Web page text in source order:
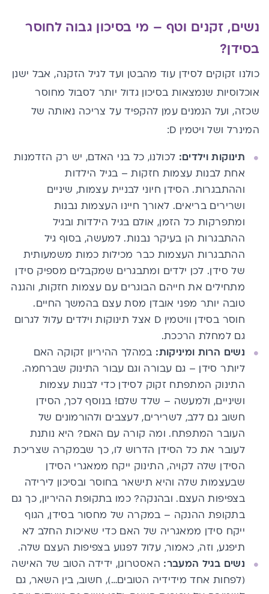
נשים, זקנים וטף – מי בסיכון גבוה לחוסר
בסידן?
כולנו זקוקים לסידן עוד מהבטן ועד לגיל הזקנה, אבל ישנן
אוכלוסיות שנמצאות בסיכון גדול יותר לסבול מחוסר
שכזה, ועל הנמנים עמן להקפיד על צריכה נאותה של
המינרל ושל ויטמין D:
תינוקות וילדים: לכולנו, כל בני האדם, יש רק הזדמנות
אחת לבנות עצמות חזקות – בגיל הילדות
וההתבגרות. הסידן חיוני לבניית עצמות, שיניים
ושרירים בריאים. לאורך חיינו העצמות נבנות
ומתפרקות כל הזמן, אולם בגיל הילדות ובגיל
ההתבגרות הן בעיקר נבנות. למעשה, בסוף גיל
ההתבגרות העצמות כבר מכילות כמות משמעותית
של סידן. לכן ילדים ומתבגרים שמקבלים מספיק סידן
מתחילים את חייהם הבוגרים עם עצמות חזקות, והגנה
טובה יותר מפני אובדן מסת עצם בהמשך החיים.
חוסר בסידן וויטמין D אצל תינוקות וילדים עלול לגרום
גם למחלת הרככת.
נשים הרות ומיניקות: במהלך ההיריון זקוקה האם
ליותר סידן – גם עבורה וגם עבור התינוק שברחמה.
התינוק המתפתח זקוק לסידן כדי לבנות עצמות
ושיניים, ולמעשה – שלד שלם! בנוסף לכך, הסידן
חשוב גם ללב, לשרירים, לעצבים ולהורמונים של
העובר המתפתח. ומה קורה עם האם? היא נותנת
לעובר את כל הסידן הדרוש לו, כך שבמקרה שצריכת
הסידן שלה לקויה, התינוק ייקח ממאגרי הסידן
שבעצמות שלה והיא תישאר בחוסר ובסיכון לירידה
בצפיפות העצם. ובהנקה? כמו בתקופת ההיריון, כך גם
בתקופת ההנקה – במקרה של מחסור בסידן, הגוף
ייקח סידן ממאגריה של האם כדי שאיכות החלב לא
תיפגע, וזה, כאמור, עלול לפגוע בצפיפות העצם שלה.
נשים בגיל המעבר: האסטרוגן, ידידה הטוב של האישה
(לפחות אחד מידידיה הטובים…), חשוב, בין השאר, גם